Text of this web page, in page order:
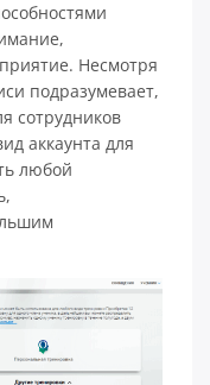
Несмотря
подразумевает,
сотрудников
аккаунта для
любой